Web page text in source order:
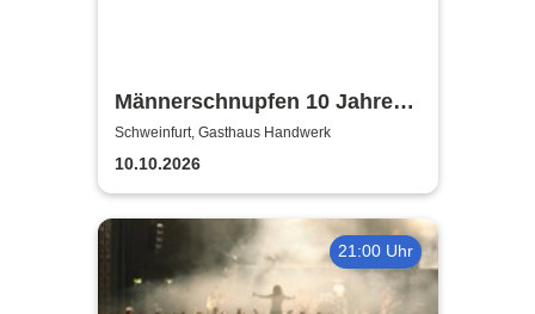
Männerschnupfen 10 Jahre
Jubiläumsshow
Schweinfurt, Gasthaus Handwerk
10.10.2026
21:00 Uhr